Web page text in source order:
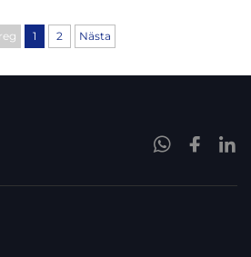
har detta slu...
1 2 Nästa